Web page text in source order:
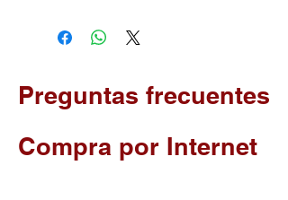
Preguntas frecuentes
Compra por Internet